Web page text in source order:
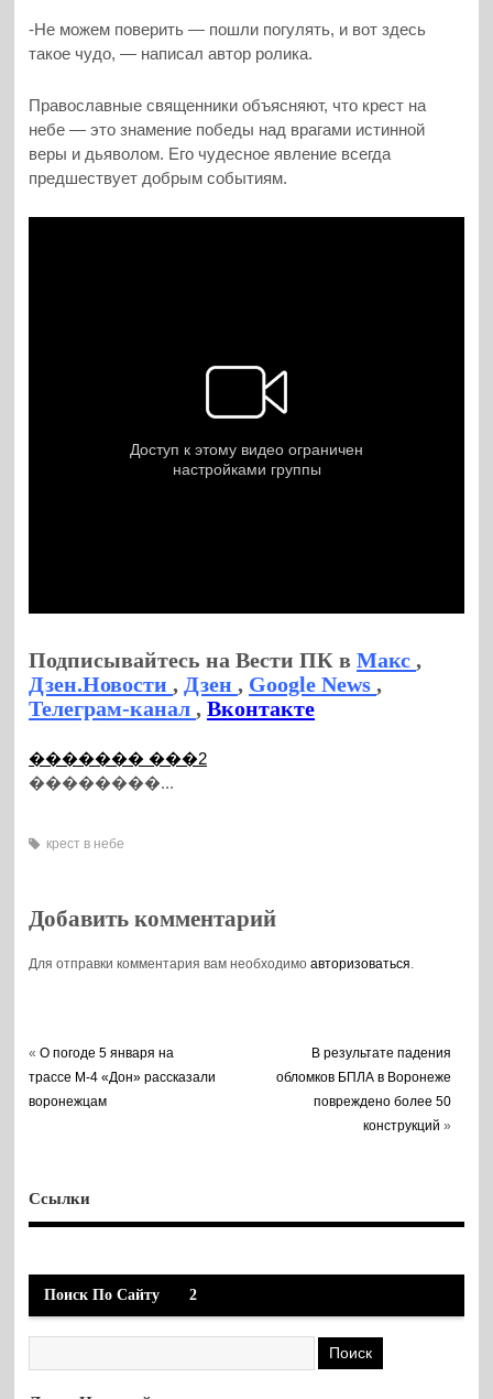
-Не можем поверить — пошли погулять, и вот здесь
такое чудо, — написал автор ролика.
Православные священники объясняют, что крест на
небе — это знамение победы над врагами истинной
веры и дьяволом. Его чудесное явление всегда
предшествует добрым событиям.
Подписывайтесь на Вести ПК вМакс,
Дзен.Новости, Дзен, Google News,
Телеграм-канал,Вконтакте
������� ���2
��������...
крест в небе
Добавить комментарий
Для отправки комментария вам необходимоавторизоваться.
«О погоде 5 января на
трассе М-4 «Дон» рассказали
воронежцам
В результате падения
обломков БПЛА в Воронеже
повреждено более 50
конструкций »
Ссылки
Поиск По Сайту 2